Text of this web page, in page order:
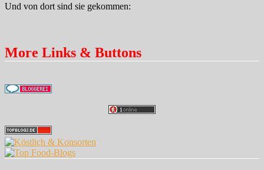
Und von dort sind sie gekommen:
More Links & Buttons